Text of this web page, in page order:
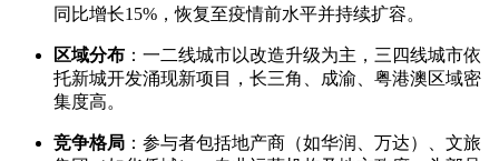
同比增长15%，恢复至疫情前水平并持续扩容。
区域分布 ：一二线城市以改造升级为主，三四线城市依
托新城开发涌现新项目，长三角、成渝、粤港澳区域密
集度高。
竞争格局 ：参与者包括地产商（如华润、万达）、文旅